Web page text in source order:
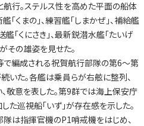
行。ステルス性を高めた平面の船体
「くまの」、練習艦「しまかぜ」、補給艦
艦「くにさき」、最新鋭潜水艦「たいげ
その雄姿を見せた。
編成される祝賀航行部隊の第6～第
いた。各艦は乗員らが右舷に整列、
敬意を表した。第9群では海上保安庁
た巡視船「いず」が存在感を示した。
は指揮官機のP1哨戒機をはじめ、